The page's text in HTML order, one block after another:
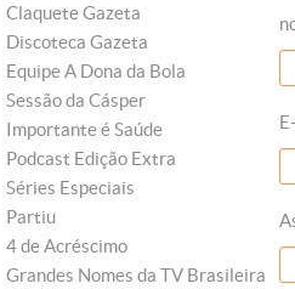
Claquete Gazeta
Discoteca Gazeta
Equipe A Dona da Bola
Sessão da Cásper
Importante é Saúde
Podcast Edição Extra
Séries Especiais
Partiu
4 de Acréscimo
Grandes Nomes da TV Brasileira